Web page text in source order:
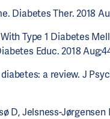
Diabetes Ther. 2018
Type 1 Diabetes
Educ. 2018
a review. J
D, Jelsness-Jørgensen